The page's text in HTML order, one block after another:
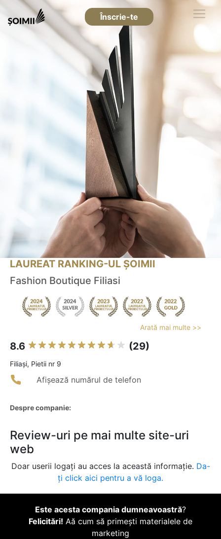
Înscrie-te
LAUREAT RANKING-UL ȘOIMII
Fashion Boutique Filiasi
Arată mai multe >>
8.6 (29)
Filiaşi, Pietii nr 9
Afișează numărul de telefon
Despre companie:
Review-uri pe mai multe site-uri
web
Doar userii logați au acces la această informație. Da-
ți click aici pentru a vă loga.
Este acesta compania dumneavoastră?
Felicitări! Aă cum să primești materialele de
marketing